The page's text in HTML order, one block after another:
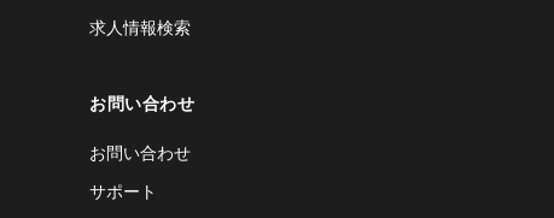
求人情報検索
お問い合わせ
お問い合わせ
サポート